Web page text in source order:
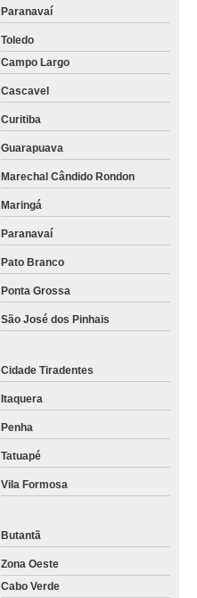
Paranavaí
Toledo
Campo Largo
Cascavel
Curitiba
Guarapuava
Marechal Cândido Rondon
Maringá
Paranavaí
Pato Branco
Ponta Grossa
São José dos Pinhais
Cidade Tiradentes
Itaquera
Penha
Tatuapé
Vila Formosa
Butantã
Zona Oeste
Cabo Verde